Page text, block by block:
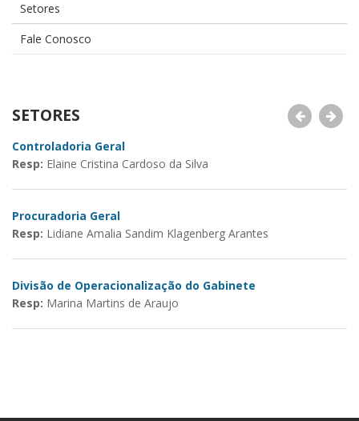
Setores
Fale Conosco
SETORES
Controladoria Geral
Resp: Elaine Cristina Cardoso da Silva
Procuradoria Geral
Resp: Lidiane Amalia Sandim Klagenberg Arantes
Divisão de Operacionalização do Gabinete
Resp: Marina Martins de Araujo